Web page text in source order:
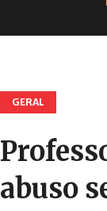
GERAL
abuso